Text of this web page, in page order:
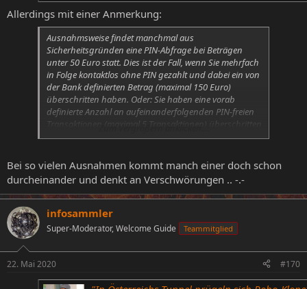
Allerdings mit einer Anmerkung:
Ausnahmsweise findet manchmal aus
Sicherheitsgründen eine PIN-Abfrage bei Beträgen
unter 50 Euro statt. Dies ist der Fall, wenn Sie mehrfach
in Folge kontaktlos ohne PIN gezahlt und dabei ein von
der Bank definierten Betrag (maximal 150 Euro)
überschritten haben. Oder: Sie haben eine vorab
definierte Anzahl an aufeinanderfolgenden PIN-freien
Transaktionen (maximal 5 Transaktionen) überschritten
– auch dann müssen Sie Ihre PIN eingeben.
Bei so vielen Ausnahmen kommt manch einer doch schon
durcheinander und denkt an Verschwörungen .. -.-
infosammler
Super-Moderator, Welcome Guide Teammitglied
22. Mai 2020 #170